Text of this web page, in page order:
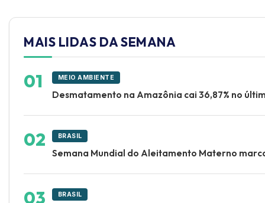
MAIS LIDAS DA SEMANA
MEIO AMBIENTE
Desmatamento na Amazônia cai 36,87% no
BRASIL
Semana Mundial do Aleitamento Materno
BRASIL